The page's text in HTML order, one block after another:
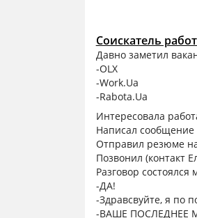
Соискатель
Давно заметил
-OLX
-Work.Ua
-Rabota.Ua
Интересовала
Написал
Отправил резюме
Позвонил (контакт
Разговор
-ДА!
-Здравсвуйте, я по
-ВАШЕ ПОСЛЕДНЕЕ